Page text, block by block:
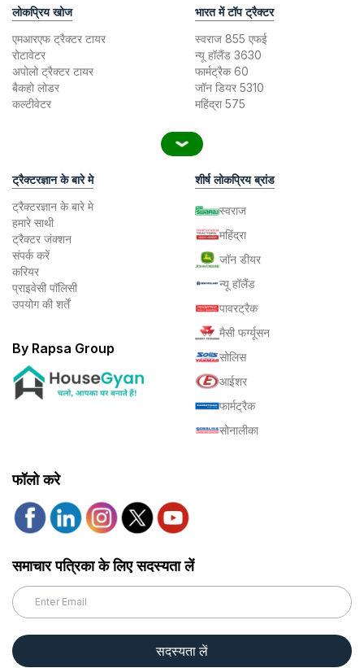
लोकप्रिय खोज
एमआरएफ ट्रैक्टर टायर
रोटावेटर
अपोलो ट्रैक्टर टायर
बैकहो लोडर
कल्टीवेटर
भारत में टॉप ट्रैक्टर
स्वराज 855 एफई
न्यू हॉलैंड 3630
फार्मट्रैक 60
जॉन डियर 5310
महिंद्रा 575
ट्रैक्टरज्ञान के बारे मे
ट्रैक्टरज्ञान के बारे मे
हमारे साथी
ट्रैक्टर जंक्शन
संपर्क करें
करियर
प्राइवेसी पॉलिसी
उपयोग की शर्तें
By Rapsa Group
शीर्ष लोकप्रिय ब्रांड
स्वराज
महिंद्रा
जॉन डीयर
न्यू हॉलैंड
पावरट्रैक
मैसी फर्ग्यूसन
सोलिस
आईशर
फार्मट्रैक
सोनालीका
फॉलो करे
समाचार पत्रिका के लिए सदस्यता लें
सदस्यता लें